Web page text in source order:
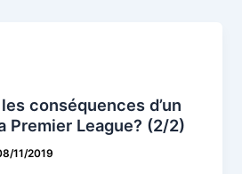
conséquences d’un
Premier League? (2/2)
11/2019